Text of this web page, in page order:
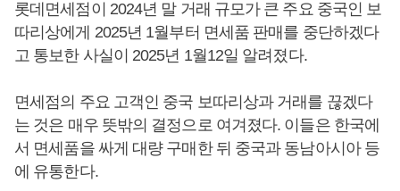
롯데면세점이 2024년 말 거래 규모가 큰 주요 중국인 보
따리상에게 2025년 1월부터 면세품 판매를 중단하겠다
고 통보한 사실이 2025년 1월12일 알려졌다.
면세점의 주요 고객인 중국 보따리상과 거래를 끊겠다
는 것은 매우 뜻밖의 결정으로 여겨졌다. 이들은 한국에
서 면세품을 싸게 대량 구매한 뒤 중국과 동남아시아 등
에 유통한다.